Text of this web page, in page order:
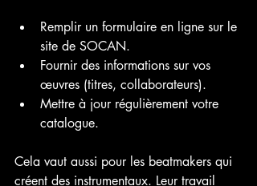
Remplir un formulaire en ligne sur le
site de SOCAN.
Fournir des informations sur vos
œuvres (titres, collaborateurs).
Mettre à jour régulièrement votre
catalogue.
Cela vaut aussi pour les beatmakers qui
créent des instrumentaux. Leur travail